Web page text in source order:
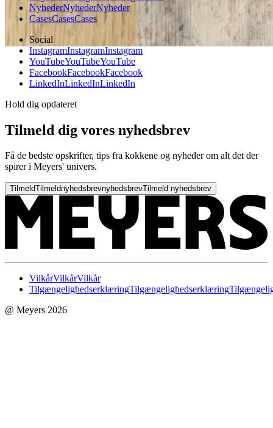
NyhederNyhederNyheder
CasesCasesCases
Social
InstagramInstagramInstagram
YouTubeYouTubeYouTube
FacebookFacebookFacebook
LinkedInLinkedInLinkedIn
Hold dig opdateret
Tilmeld dig vores nyhedsbrev
Få de bedste opskrifter, tips fra kokkene og nyheder om alt det der
spirer i Meyers' univers.
TilmeldTilmeldnyhedsbrevnyhedsbrevTilmeld nyhedsbrev
VilkårVilkårVilkår
TilgængelighedserklæringTilgængelighedserklæring
@ Meyers 2026